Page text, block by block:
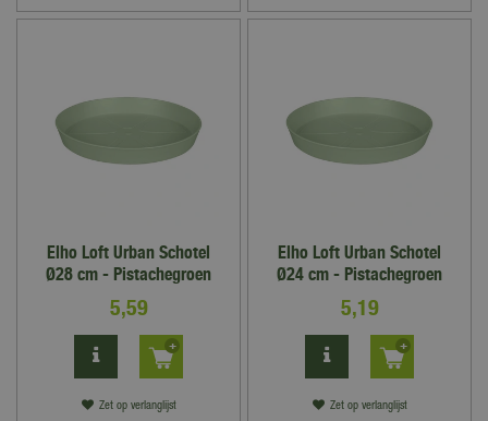
Elho Loft Urban Schotel
Ø28 cm - Pistachegroen
5,59
Zet op verlanglijst
Elho Loft Urban Schotel
Ø24 cm - Pistachegroen
5,19
Zet op verlanglijst